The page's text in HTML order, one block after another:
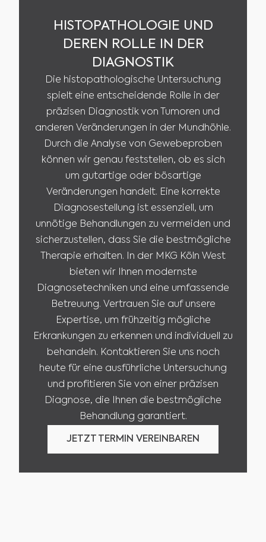
HISTOPATHOLOGIE UND
DEREN ROLLE IN DER
DIAGNOSTIK
Die histopathologische Untersuchung
spielt eine entscheidende Rolle in der
präzisen Diagnostik von Tumoren und
anderen Veränderungen in der Mundhöhle.
Durch die Analyse von Gewebeproben
können wir genau feststellen, ob es sich
um gutartige oder bösartige
Veränderungen handelt. Eine korrekte
Diagnosestellung ist essenziell, um
unnötige Behandlungen zu vermeiden und
sicherzustellen, dass Sie die bestmögliche
Therapie erhalten. In der MKG Köln West
bieten wir Ihnen modernste
Diagnosetechniken und eine umfassende
Betreuung. Vertrauen Sie auf unsere
Expertise, um frühzeitig mögliche
Erkrankungen zu erkennen und individuell zu
behandeln. Kontaktieren Sie uns noch
heute für eine ausführliche Untersuchung
und profitieren Sie von einer präzisen
Diagnose, die Ihnen die bestmögliche
Behandlung garantiert.
JETZT TERMIN VEREINBAREN
JETZT TERMIN VEREINBAREN